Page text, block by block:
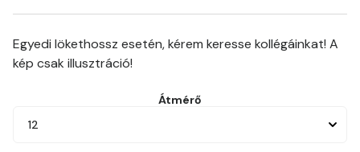
Egyedi lökethossz esetén, kérem keresse kollégáinkat! A
kép csak illusztráció!
Átmérő
12